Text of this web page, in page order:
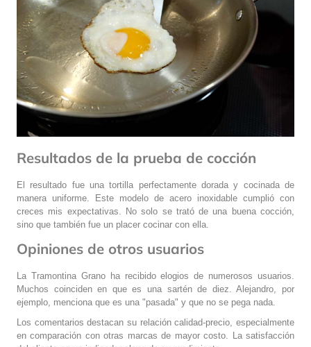
Resultados de la prueba de cocción
El resultado fue una tortilla perfectamente dorada y cocinada de
manera uniforme. Este modelo de acero inoxidable cumplió con
creces mis expectativas. No solo se trató de una buena cocción,
sino que también fue un placer cocinar con ella.
Opiniones de otros usuarios
La Tramontina Grano ha recibido elogios de numerosos usuarios.
Muchos coinciden en que es una sartén de diez. Alejandro, por
ejemplo, menciona que es una "pasada" y que no se pega nada.
Los comentarios destacan su relación calidad-precio, especialmente
en comparación con otras marcas de mayor costo. La satisfacción